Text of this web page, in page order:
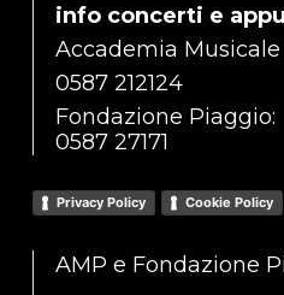
info concerti e
Accademia
0587 212124
Fondazione Piaggio:
0587 27171
Privacy Policy Cookie Policy
AMP e Fondazione